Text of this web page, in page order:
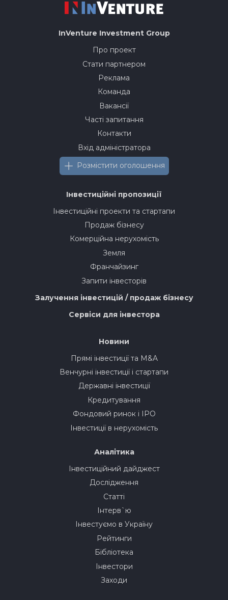
InVenture Investment Group
Про проект
Стати партнером
Реклама
Команда
Вакансії
Часті запитання
Контакти
Вхід адміністратора
Розмістити оголошення
Інвестиційні пропозиції
Інвестиційні проекти та стартапи
Продаж бізнесу
Комерційна нерухомість
Земля
Франчайзинг
Запити інвесторів
Залучення інвестицій / продаж бізнесу
Сервіси для інвестора
Новини
Прямі інвестиції та M&A
Венчурні інвестиції і стартапи
Державні інвестиції
Кредитування
Фондовий ринок і IPO
Інвестиції в нерухомість
Аналітика
Інвестиційний дайджест
Дослідження
Статті
Інтерв`ю
Інвестуємо в Україну
Рейтинги
Бібліотека
Інвестори
Заходи